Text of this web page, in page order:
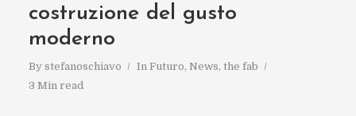
costruzione del gusto
moderno
By stefanoschiavo In Futuro, News, the fab
3 Min read